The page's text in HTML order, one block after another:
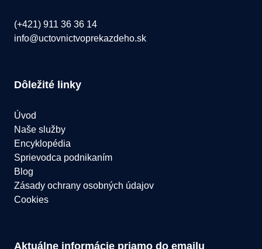
(+421) 911 36 36 14
info@uctovnictvoprekazdeho.sk
Dôležité linky
Úvod
Naše služby
Encyklopédia
Sprievodca podnikaním
Blog
Zásady ochrany osobných údajov
Cookies
Aktuálne informácie priamo do emailu